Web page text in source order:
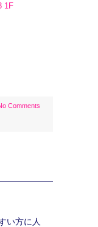
1F
Comments
い方に人